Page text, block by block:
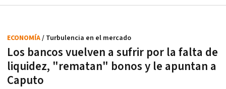
Los bancos vuelven a sufrir por la falta de
liquidez, "rematan" bonos y le apuntan a
Caputo
ECONOMÍA/ Turbulencia en el mercado